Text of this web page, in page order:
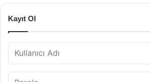
Kayıt Ol